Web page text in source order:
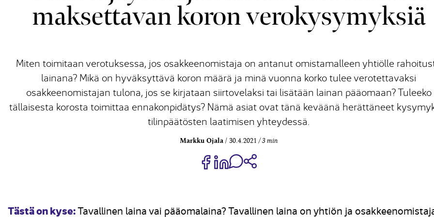
maksettavan koron verokysymyksiä
Miten toimitaan verotuksessa, jos osakkeenomistaja on antanut omistamalleen yhtiölle
lainana? Mikä on hyväksyttävä koron määrä ja minä vuonna korko tulee verotettavaksi
osakkeenomistajan tulona, jos se kirjataan siirtovelaksi tai lisätään lainan pääomaan? Tuleeko
tällaisesta korosta toimittaa ennakonpidätys? Nämä asiat ovat tänä keväänä herättäneet
tilinpäätösten laatimisen yhteydessä.
Markku Ojala 30.4.2021 3 min
Jaa Share on Facebook
Jaa Share on LinkedIn
Jaa WhatsApp-viestinä
Tästä on kyse:Tavallinen laina vai pääomalaina? Tavallinen laina on yhtiön ja